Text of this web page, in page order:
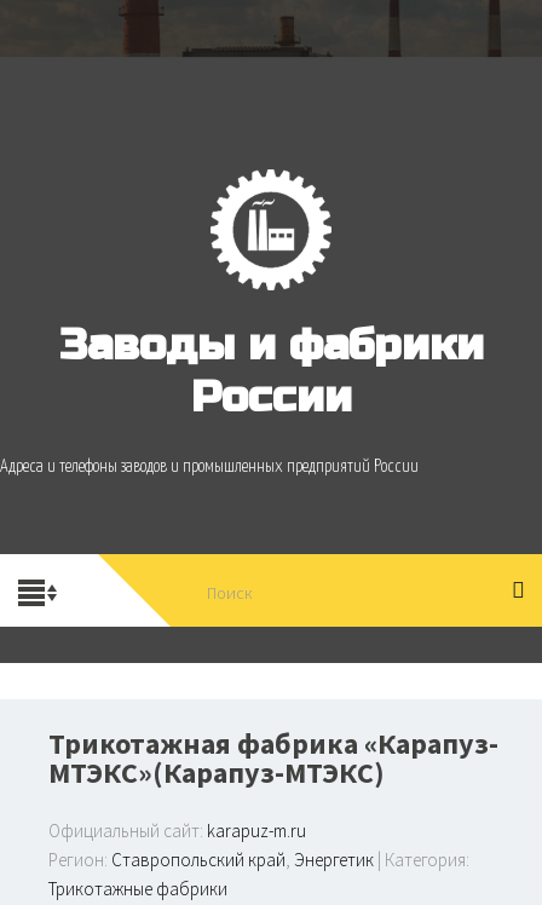
Заводы и фабрики
России
Адреса и телефоны заводов и промышленных предприятий России
Трикотажная фабрика «Карапуз-
МТЭКС»(Карапуз-МТЭКС)
Официальный сайт: karapuz-m.ru
Регион: Ставропольский край, Энергетик | Категория:
Трикотажные фабрики